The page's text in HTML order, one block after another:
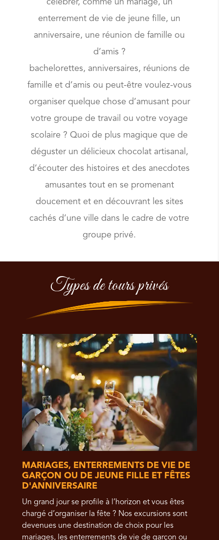
célébrer, comme un mariage, un
enterrement de vie de jeune fille, un
anniversaire, une réunion de famille ou
d’amis ?
bachelorettes, anniversaires, réunions de
famille et d’amis ou peut-être voulez-vous
organiser quelque chose d’amusant pour
votre groupe de travail ou votre voyage
scolaire ? Quoi de plus magique que de
déguster un délicieux chocolat artisanal,
d’écouter des histoires et des anecdotes
amusantes tout en se promenant
doucement et en découvrant les sites
cachés d’une ville dans le cadre de votre
groupe privé.
Types de tours privés
MARIAGES, ENTERREMENTS DE VIE DE
GARÇON OU DE JEUNE FILLE ET FÊTES
D'ANNIVERSAIRE
Un grand jour se profile à l’horizon et vous êtes
chargé d’organiser la fête ? Nos excursions sont
devenues une destination de choix pour les
mariages, les enterrements de vie de garçon ou